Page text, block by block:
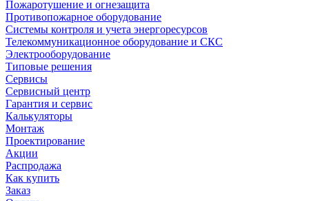
Пожаротушение и огнезащита
Противопожарное оборудование
Системы контроля и учета энергоресурсов
Телекоммуникационное оборудование и СКС
Электрооборудование
Типовые решения
Сервисы
Сервисный центр
Гарантия и сервис
Калькуляторы
Монтаж
Проектирование
Акции
Распродажа
Как купить
Заказ